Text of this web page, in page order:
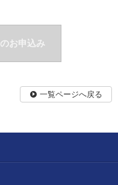
お申込み
一覧ページへ戻る